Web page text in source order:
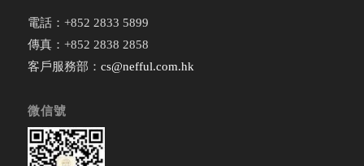
電話：+852 2833 5899
傳真：+852 2838 2858
客戶服務部： cs@nefful.com.hk
微信號